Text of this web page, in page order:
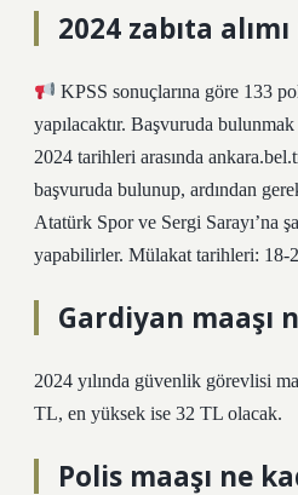
2024 zabıta
KPSS sonuçlarına göre 133
yapılacaktır. Başvuruda
2024 tarihleri ​​arasında
başvuruda bulunup, ardından
Atatürk Spor ve Sergi Sarayı’na
yapabilirler. Mülakat tarihleri: 18-
Gardiyan maaşı
2024 yılında güvenlik görevlisi
TL, en yüksek ise 32 TL olacak.
Polis maaşı ne